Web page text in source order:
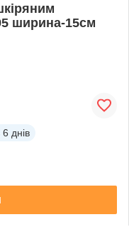
ширина-15см
6 днів